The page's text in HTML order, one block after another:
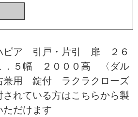
ピア 引戸・片引 扉 ２６
．５幅 ２０００高 〈ダル
兼用 錠付 ラクラクローズ
れている方はこちらから製
ただけます